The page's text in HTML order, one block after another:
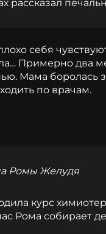
рассказал
себя
Примерно два
Мама боролась
по врачам.
Ромы Желудя
курс
Рома собирает